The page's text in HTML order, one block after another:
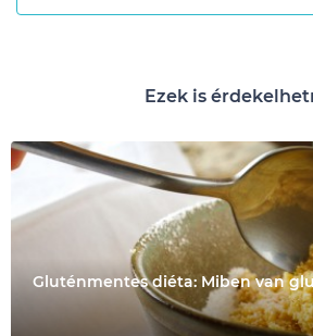
Ezek is
Gluténmentes diéta: Miben van